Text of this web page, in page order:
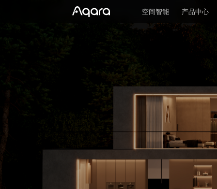
空间智能 产品中心